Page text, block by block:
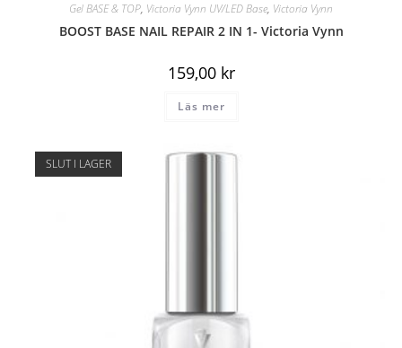
Gel BASE & TOP, Victoria Vynn UV/LED Base, Victoria Vynn
BOOST BASE NAIL REPAIR 2 IN 1- Victoria Vynn
159,00 kr
Läs mer
SLUT I LAGER